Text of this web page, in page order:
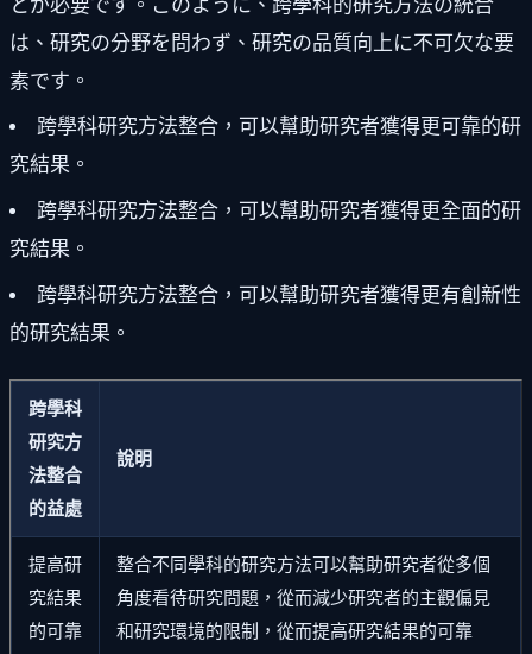
とが必要です。このように、跨學科的研究方法の統合
は、研究の分野を問わず、研究の品質向上に不可欠な要
素です。
跨學科研究方法整合，可以幫助研究者獲得更可靠的研
究結果。
跨學科研究方法整合，可以幫助研究者獲得更全面的研
究結果。
跨學科研究方法整合，可以幫助研究者獲得更有創新性
的研究結果。
跨學科
研究方
法整合
的益處
說明
提高研
究結果
的可靠
整合不同學科的研究方法可以幫助研究者從多個
角度看待研究問題，從而減少研究者的主觀偏見
和研究環境的限制，從而提高研究結果的可靠